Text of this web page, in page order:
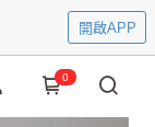
開啟APP
0